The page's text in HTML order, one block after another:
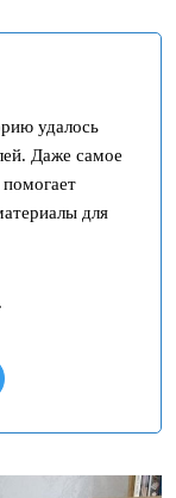
удалось
Даже самое
для